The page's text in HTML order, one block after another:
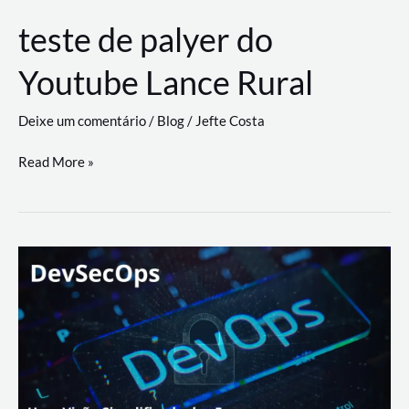
de
trabalho
com
a
workflows
teste de palyer do
Youtube Lance Rural
Deixe um comentário/ Blog/ Jefte Costa
teste
palyer
Lance
Rural
Read More »